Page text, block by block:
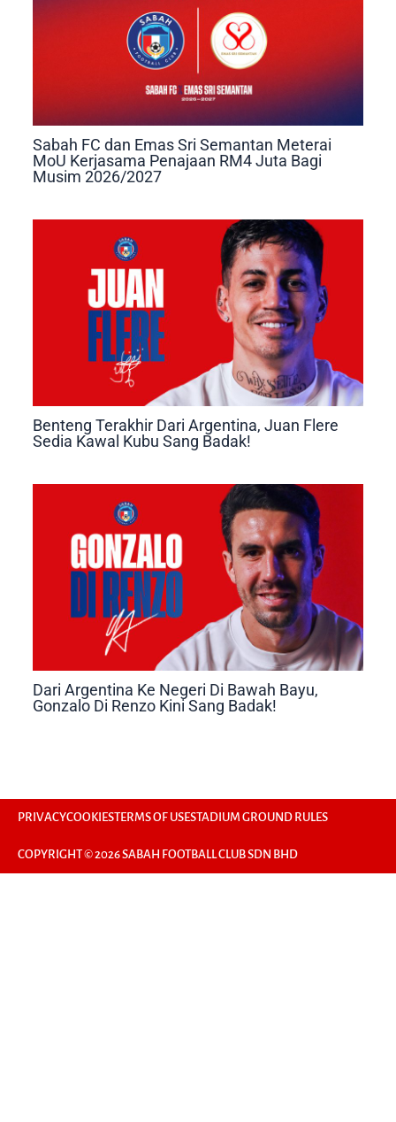
Sabah FC dan Emas Sri Semantan Meterai
MoU Kerjasama Penajaan RM4 Juta Bagi
Musim 2026/2027
Benteng Terakhir Dari Argentina, Juan Flere
Sedia Kawal Kubu Sang Badak!
Dari Argentina Ke Negeri Di Bawah Bayu,
Gonzalo Di Renzo Kini Sang Badak!
PRIVACYCOOKIESTERMS OF USESTADIUM GROUND RULES
COPYRIGHT © 2026 SABAH FOOTBALL CLUB SDN BHD